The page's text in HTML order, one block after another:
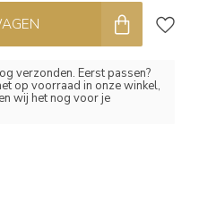
verzonden. Eerst passen?
op voorraad in onze winkel,
wij het nog voor je